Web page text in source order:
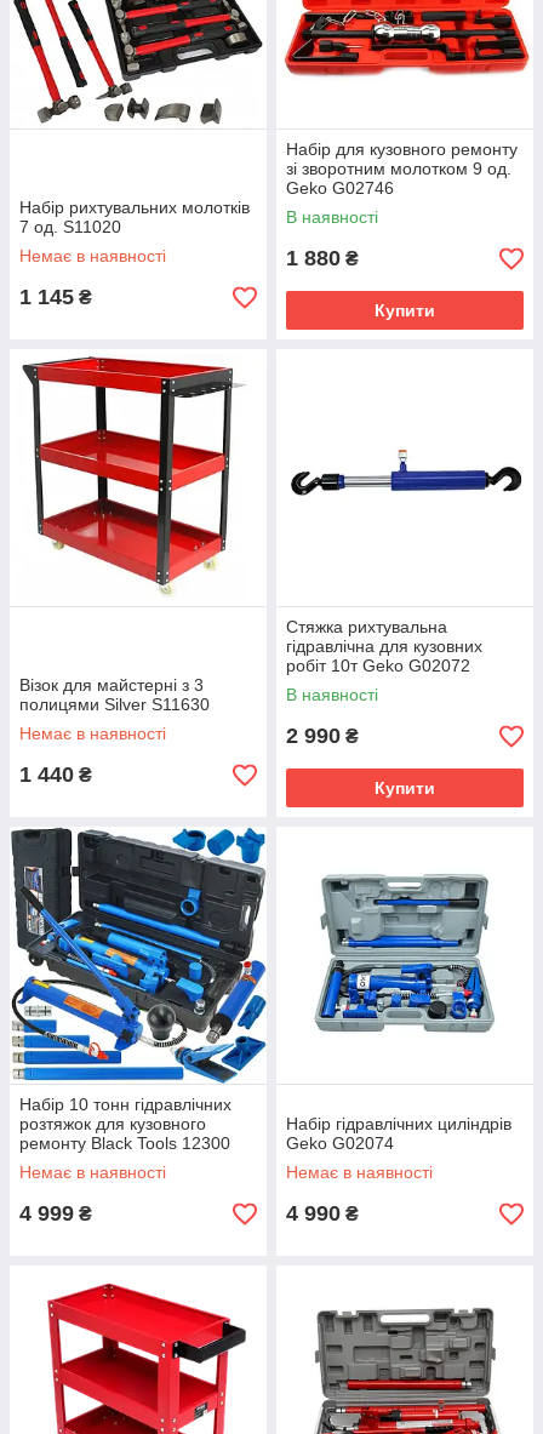
Набір рихтувальних молотків
7 од. S11020
Немає в наявності
1 145 ₴
Набір для кузовного ремонту
зі зворотним молотком 9 од.
Geko G02746
В наявності
1 880 ₴
Купити
Візок для майстерні з 3
полицями Silver S11630
Немає в наявності
1 440 ₴
Стяжка рихтувальна
гідравлічна для кузовних
робіт 10т Geko G02072
В наявності
2 990 ₴
Купити
Набір 10 тонн гідравлічних
розтяжок для кузовного
ремонту Black Tools 12300
Немає в наявності
4 999 ₴
Набір гідравлічних циліндрів
Geko G02074
Немає в наявності
4 990 ₴